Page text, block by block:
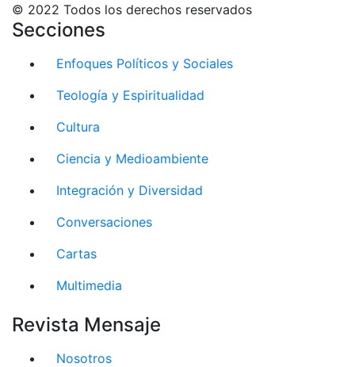
© 2022 Todos los derechos reservados
Secciones
Enfoques Políticos y Sociales
Teología y Espiritualidad
Cultura
Ciencia y Medioambiente
Integración y Diversidad
Conversaciones
Cartas
Multimedia
Revista Mensaje
Nosotros